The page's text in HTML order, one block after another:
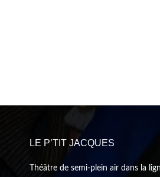
LE P’TIT JACQUES
Théâtre de semi-plein air dans la